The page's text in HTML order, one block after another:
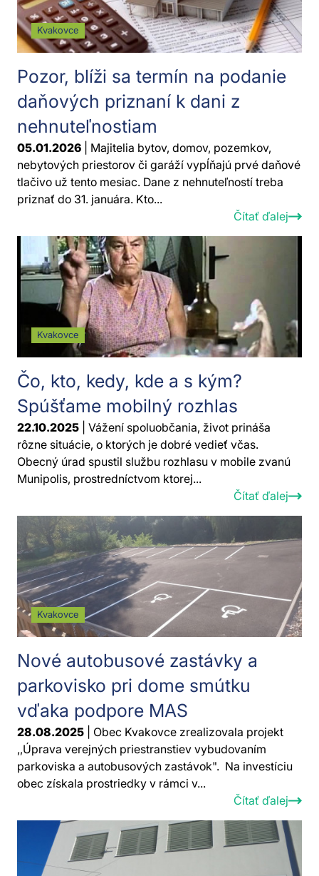
Kvakovce
Pozor, blíži sa termín na podanie
daňových priznaní k dani z
nehnuteľnostiam
05.01.2026 | Majitelia bytov, domov, pozemkov,
nebytových priestorov či garáží vypĺňajú prvé daňové
tlačivo už tento mesiac. Dane z nehnuteľností treba
priznať do 31. januára. Kto...
Čítať ďalej
Kvakovce
Čo, kto, kedy, kde a s kým?
Spúšťame mobilný rozhlas
22.10.2025 | Vážení spoluobčania, život prináša
rôzne situácie, o ktorých je dobré vedieť včas.
Obecný úrad spustil službu rozhlasu v mobile zvanú
Munipolis, prostredníctvom ktorej...
Čítať ďalej
Kvakovce
Nové autobusové zastávky a
parkovisko pri dome smútku
vďaka podpore MAS
28.08.2025 | Obec Kvakovce zrealizovala projekt
,,Úprava verejných priestranstiev vybudovaním
parkoviska a autobusových zastávok". Na investíciu
obec získala prostriedky v rámci v...
Čítať ďalej